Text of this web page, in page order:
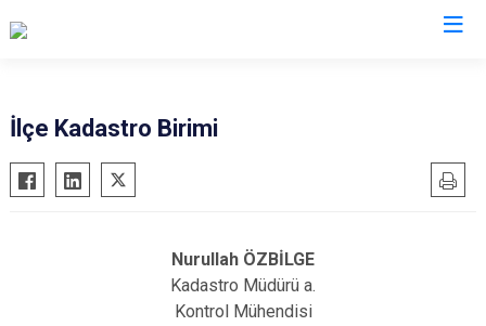
Adalar
Avcılar
Kadıköy
Kağıthane
İlçe Kadastro Birimi
Nurullah ÖZBİLGE
Kadastro Müdürü a.
Kontrol Mühendisi